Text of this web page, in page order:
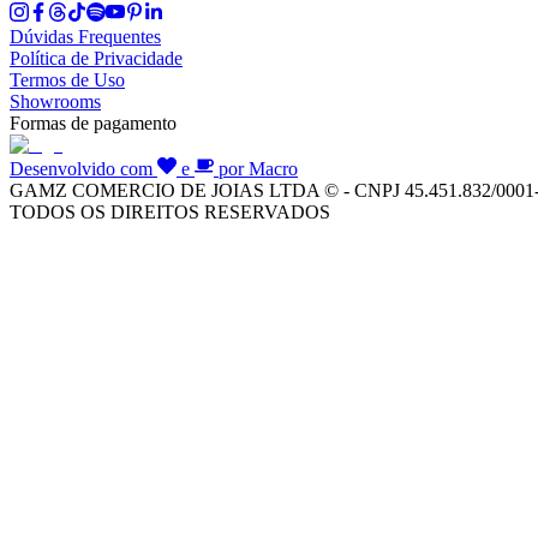
Dúvidas Frequentes
Política de Privacidade
Termos de Uso
Showrooms
Formas de pagamento
Desenvolvido com e
por Macro
GAMZ COMERCIO DE JOIAS LTDA © - CNPJ 45.451.832/
TODOS OS DIREITOS RESERVADOS